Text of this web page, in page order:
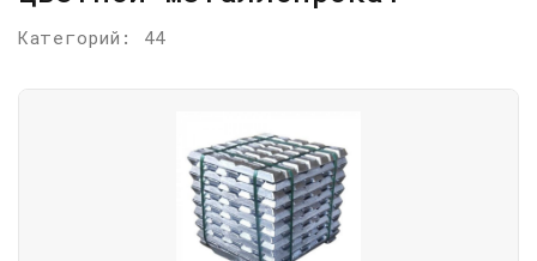
Категорий: 44